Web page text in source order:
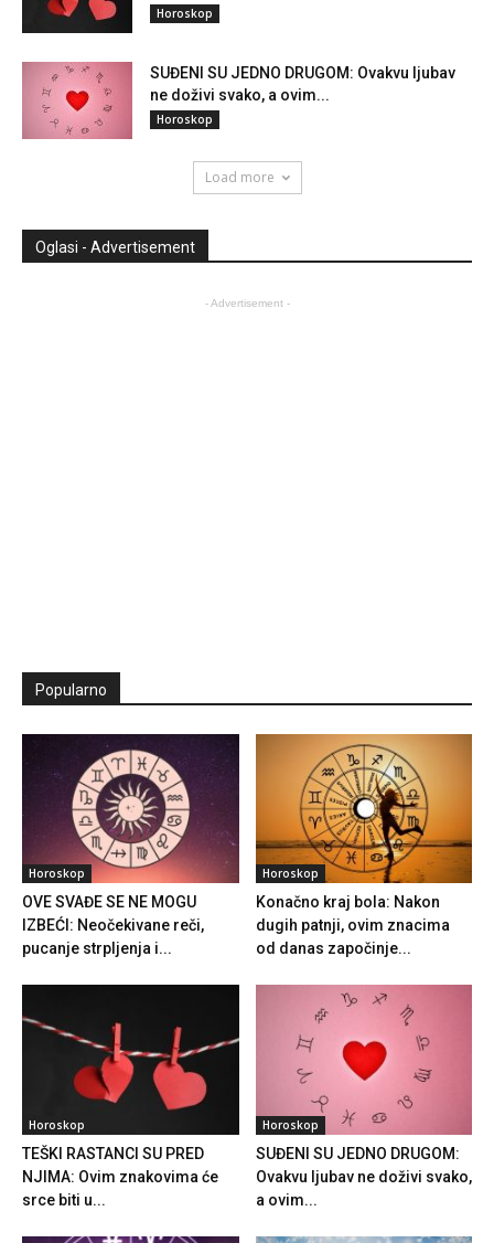
Horoskop
SUĐENI SU JEDNO DRUGOM: Ovakvu ljubav
ne doživi svako, a ovim...
Horoskop
Load more
Oglasi - Advertisement
- Advertisement -
Popularno
Horoskop
OVE SVAĐE SE NE MOGU
IZBEĆI: Neočekivane reči,
pucanje strpljenja i...
Horoskop
Konačno kraj bola: Nakon
dugih patnji, ovim znacima
od danas započinje...
Horoskop
TEŠKI RASTANCI SU PRED
NJIMA: Ovim znakovima će
srce biti u...
Horoskop
SUĐENI SU JEDNO DRUGOM:
Ovakvu ljubav ne doživi svako,
a ovim...